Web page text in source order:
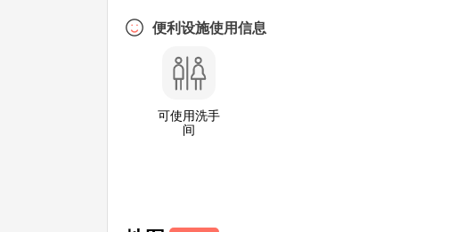
便利设施使用信息
可使用洗手
间